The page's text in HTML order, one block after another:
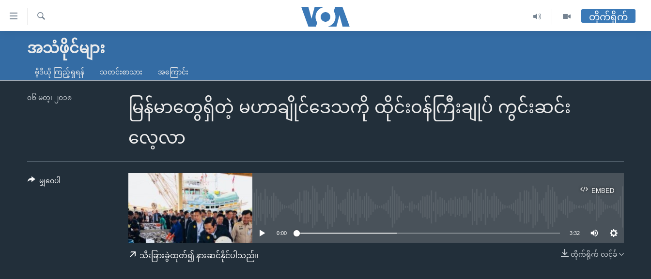
လွယ်ကူ
သည့်
မူလစာမျက်နှာ
ကမ္ဘာ့သတင်းများ
နိုင်ငံတကာ
မကြေးမုံရဲ့ အင်္ဂလိပ်စာ
ရေဒီယို
ရေဒီယိုနှင့်ရုပ်သံ အချက်အလက်များ
ရ
တိုက်ရိုက်
အသံဖိုင်များ
ဗွီဒီယို ကြည့်ရှုရန် သတင်းစာသား အကြောင်း
မြန်မာတွေရှိတဲ့ မဟာချိုင်ဒေသကို ထိုင်းဝန်ကြီးချုပ် ကွင်းဆင်း
လေ့လာ
၀၆ မတ္၊ ၂၀၁၈
EMBED
EMBED
0:00 3:32
တိုက်ရိုက် လင့်ခ်
သီးခြားခွဲထုတ်၍ နားဆင်နိုင်ပါသည်။
မျှဝေပါ